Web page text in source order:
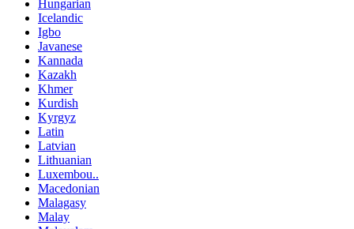
Hungarian
Icelandic
Igbo
Javanese
Kannada
Kazakh
Khmer
Kurdish
Kyrgyz
Latin
Latvian
Lithuanian
Luxembou..
Macedonian
Malagasy
Malay